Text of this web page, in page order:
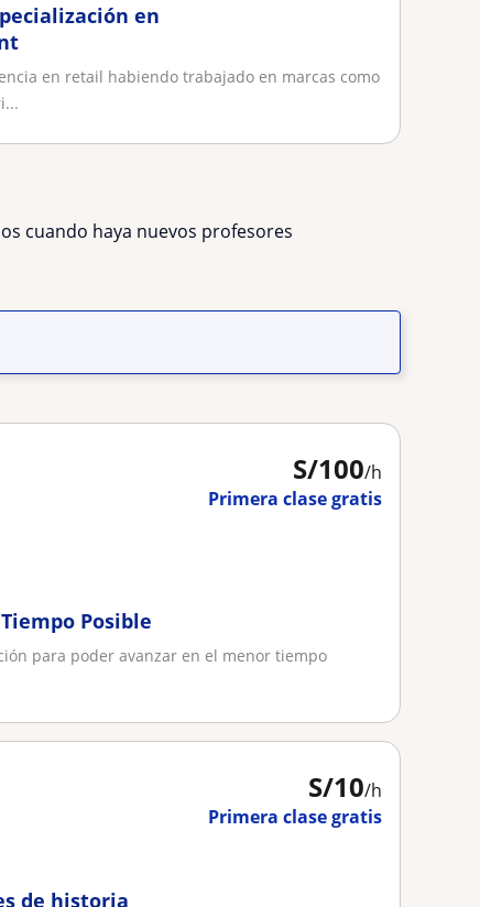
en
en retail habiendo trabajado en marcas como
cuando haya nuevos profesores
S/100/h
Primera clase gratis
Posible
para poder avanzar en el menor tiempo
S/10/h
Primera clase gratis
de historia